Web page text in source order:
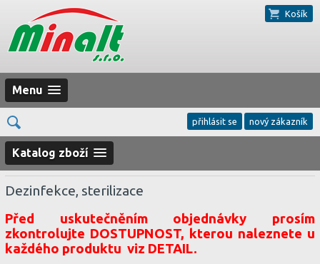
Košík
Menu
přihlásit se nový zákazník
Katalog zboží
Dezinfekce, sterilizace
Před uskutečněním objednávky prosím
zkontrolujte DOSTUPNOST, kterou naleznete u
každého produktu viz DETAIL.